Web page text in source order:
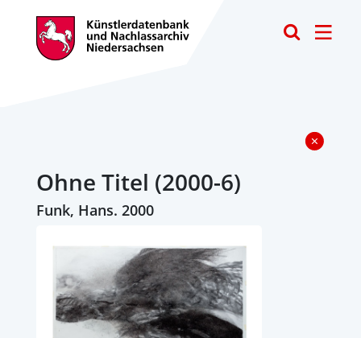
Ohne Titel (2000-6)
Funk, Hans. 2000